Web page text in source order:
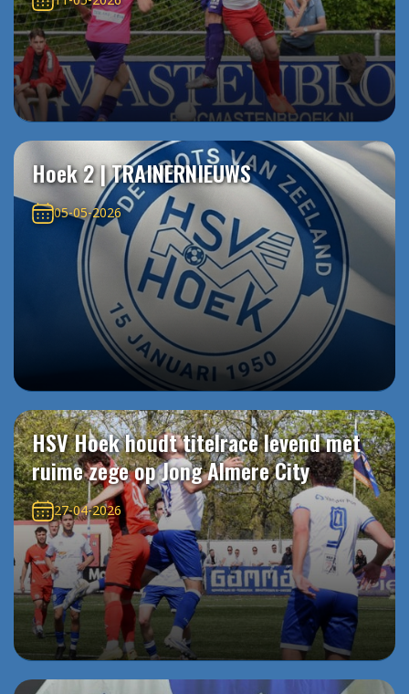
Hoek 2 | TRAINERNIEUWS
05-05-2026
HSV Hoek houdt titelrace levend met
ruime zege op Jong Almere City
27-04-2026